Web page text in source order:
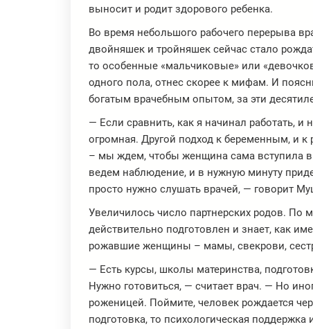
выносит и родит здорового ребенка.
Во время небольшого рабочего перерыва
двойняшек и тройняшек сейчас стало
то особенные «мальчиковые» или
одного пола, отнес скорее к мифам. И
богатым врачебным опытом, за эти
— Если сравнить, как я начинал работать,
огромная. Другой подход к беременным, и
– мы ждем, чтобы женщина сама вступила
ведем наблюдение, и в нужную минуту
просто нужно слушать врачей, — говорит
Увеличилось число партнерских родов. По
действительно подготовлен и знает, как
рожавшие женщины – мамы, свекрови,
— Есть курсы, школы материнства,
Нужно готовиться, — считает врач. — Но
роженицей. Поймите, человек рождается
подготовка, то психологическая